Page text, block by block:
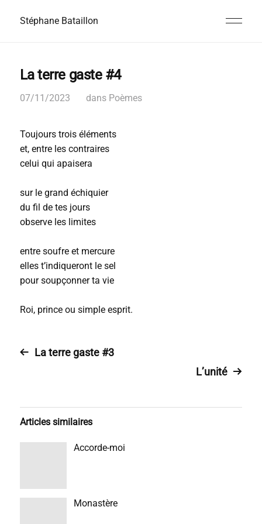
Stéphane Bataillon
La terre gaste #4
07/11/2023 dans Poèmes
Toujours trois éléments
et, entre les contraires
celui qui apaisera
sur le grand échiquier
du fil de tes jours
observe les limites
entre soufre et mercure
elles t’indiqueront le sel
pour soupçonner ta vie
Roi, prince ou simple esprit.
La terre gaste #3
L’unité
Articles similaires
Accorde-moi
Monastère